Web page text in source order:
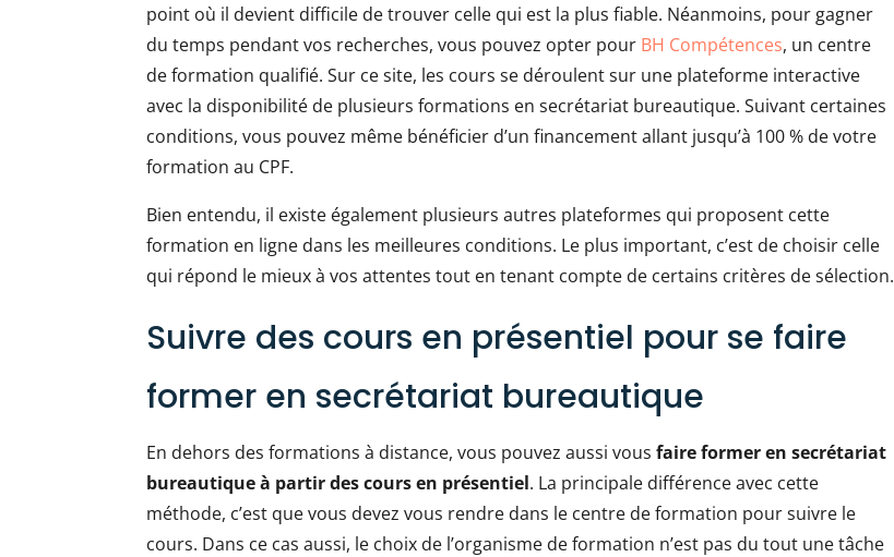
point où il devient difficile de trouver celle qui est la plus fiable. Néanmoins, pour gagner
du temps pendant vos recherches, vous pouvez opter pour BH Compétences, un centre
de formation qualifié. Sur ce site, les cours se déroulent sur une plateforme interactive
avec la disponibilité de plusieurs formations en secrétariat bureautique. Suivant certaines
conditions, vous pouvez même bénéficier d’un financement allant jusqu’à 100 % de votre
formation au CPF.
Bien entendu, il existe également plusieurs autres plateformes qui proposent cette
formation en ligne dans les meilleures conditions. Le plus important, c’est de choisir celle
qui répond le mieux à vos attentes tout en tenant compte de certains critères de sélection.
Suivre des cours en présentiel pour se faire
former en secrétariat bureautique
En dehors des formations à distance, vous pouvez aussi vousfaire former en secrétariat
bureautique à partir des cours en présentiel. La principale différence avec cette
méthode, c’est que vous devez vous rendre dans le centre de formation pour suivre le
cours. Dans ce cas aussi, le choix de l’organisme de formation n’est pas du tout une tâche